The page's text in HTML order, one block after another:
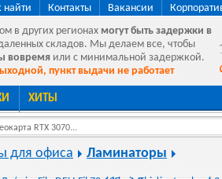
найти Контакты Вакансии
в других регионах могут быть задержки в
складов. Мы делаем все, чтобы
вовремя или с минимальной задержкой.
пункт выдачи не работает
ХИТЫ
RTX 3070...
для офиса Ламинаторы